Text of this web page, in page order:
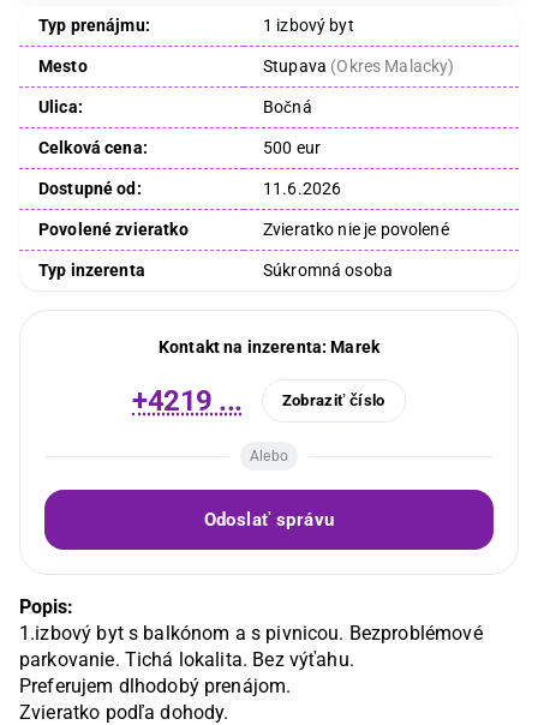
Typ prenájmu: 1 izbový byt
Mesto Stupava (Okres Malacky)
Ulica: Bočná
Celková cena: 500 eur
Dostupné od: 11.6.2026
Povolené zvieratko Zvieratko nie je povolené
Typ inzerenta Súkromná osoba
Kontakt na inzerenta:Marek
+4219 ... Zobraziť číslo
Alebo
Odoslať správu
Popis:
1.izbový byt s balkónom a s pivnicou. Bezproblémové
parkovanie. Tichá lokalita. Bez výťahu.
Preferujem dlhodobý prenájom.
Zvieratko podľa dohody.